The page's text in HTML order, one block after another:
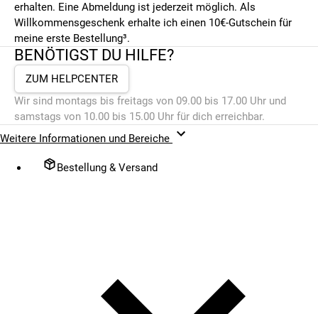
erhalten. Eine Abmeldung ist jederzeit möglich. Als
Willkommensgeschenk erhalte ich einen 10€-Gutschein für
meine erste Bestellung³.
BENÖTIGST DU HILFE?
ZUM HELPCENTER
Wir sind montags bis freitags von 09.00 bis 17.00 Uhr und
samstags von 10.00 bis 15.00 Uhr für dich erreichbar.
Weitere Informationen und Bereiche
Bestellung & Versand